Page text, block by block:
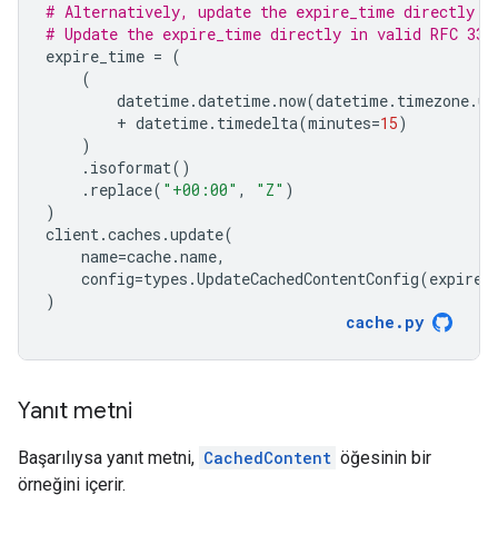
# Alternatively, update the expire_time directly
# Update the expire_time directly in valid RFC
expire_time = (
(
datetime.datetime.now(datetime. timezone.
+ datetime. timedelta(minutes=15)
)
. isoformat()
. replace( "+00:00" , "Z" )
)
client.caches .update(
name=cache.name,
config=types .UpdateCachedContentConfig(
)
cache . py
Yanıt metni
Başarılıysa yanıt metni, CachedContent öğesinin bir
örneğini içerir.